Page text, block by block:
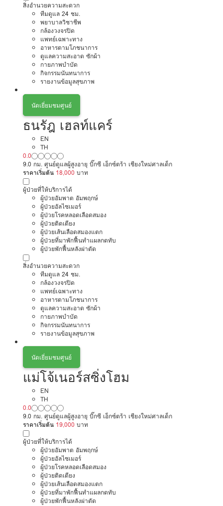
สิ่งอำนวยความสะดวก
ทีมดูแล 24 ชม.
พยาบาลวิชาชีพ
กล้องวงจรปิด
แพทย์เฉพาะทาง
อาหารตามโภชนาการ
ดูแลความสะอาด ซักผ้า
กายภาพบำบัด
กิจกรรมนันทนาการ
รายงานข้อมูลสุขภาพ
นัดเยี่ยมชมศูนย์
ธนรัฎ เฮลท์แคร์
EN
TH
0.0
9.0 กม. ศูนย์ดูแลผู้สูงอายุ บิ๊กซี เอ็กซ์ตร้า เชียงใหม่ศาลเด็ก
ราคาเริ่มต้น 18,000 บาท
ผู้ป่วยที่ให้บริการได้
ผู้ป่วยอัมพาต อัมพฤกษ์
ผู้ป่วยอัลไซเมอร์
ผู้ป่วยโรคหลอดเลือดสมอง
ผู้ป่วยติดเตียง
ผู้ป่วยเส้นเลือดสมองแตก
ผู้ป่วยที่มาพักฟื้นทำแผลกดทับ
ผู้ป่วยพักฟื้นหลังผ่าตัด
สิ่งอำนวยความสะดวก
ทีมดูแล 24 ชม.
กล้องวงจรปิด
แพทย์เฉพาะทาง
อาหารตามโภชนาการ
ดูแลความสะอาด ซักผ้า
กายภาพบำบัด
กิจกรรมนันทนาการ
รายงานข้อมูลสุขภาพ
นัดเยี่ยมชมศูนย์
แม่โจ้เนอร์สซิ่งโฮม
EN
TH
0.0
9.0 กม. ศูนย์ดูแลผู้สูงอายุ บิ๊กซี เอ็กซ์ตร้า เชียงใหม่ศาลเด็ก
ราคาเริ่มต้น 19,000 บาท
ผู้ป่วยที่ให้บริการได้
ผู้ป่วยอัมพาต อัมพฤกษ์
ผู้ป่วยอัลไซเมอร์
ผู้ป่วยโรคหลอดเลือดสมอง
ผู้ป่วยติดเตียง
ผู้ป่วยเส้นเลือดสมองแตก
ผู้ป่วยที่มาพักฟื้นทำแผลกดทับ
ผู้ป่วยพักฟื้นหลังผ่าตัด